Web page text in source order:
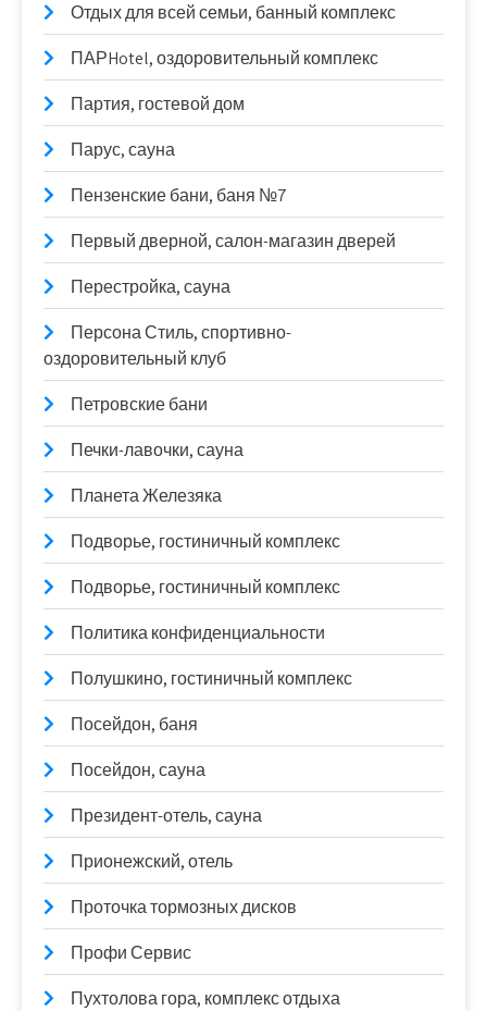
Отдых для всей семьи, банный комплекс
ПАРHotel, оздоровительный комплекс
Партия, гостевой дом
Парус, сауна
Пензенские бани, баня №7
Первый дверной, салон-магазин дверей
Перестройка, сауна
Персона Стиль, спортивно-
оздоровительный клуб
Петровские бани
Печки-лавочки, сауна
Планета Железяка
Подворье, гостиничный комплекс
Подворье, гостиничный комплекс
Политика конфиденциальности
Полушкино, гостиничный комплекс
Посейдон, баня
Посейдон, сауна
Президент-отель, сауна
Прионежский, отель
Проточка тормозных дисков
Профи Сервис
Пухтолова гора, комплекс отдыха